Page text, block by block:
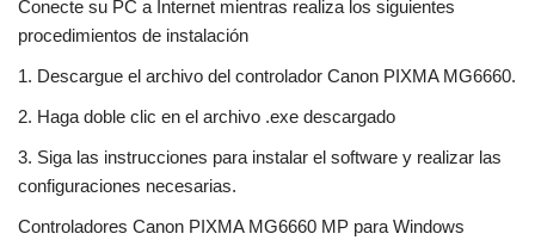
Conecte su PC a Internet mientras realiza los siguientes
procedimientos de instalación
1. Descargue el archivo del controlador Canon PIXMA MG6660.
2. Haga doble clic en el archivo .exe descargado
3. Siga las instrucciones para instalar el software y realizar las
configuraciones necesarias.
Controladores Canon PIXMA MG6660 MP para Windows